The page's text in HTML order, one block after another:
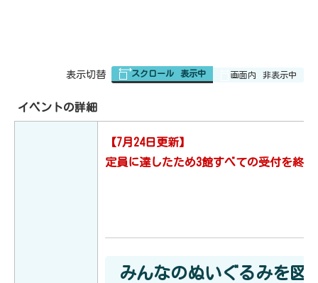
表
の
表示切替 スクロール 表示中 画面内 非表示中
イベントの詳細
【7月24日更新】
定員に達したため3館すべての受付を終
みんなのぬいぐるみを図